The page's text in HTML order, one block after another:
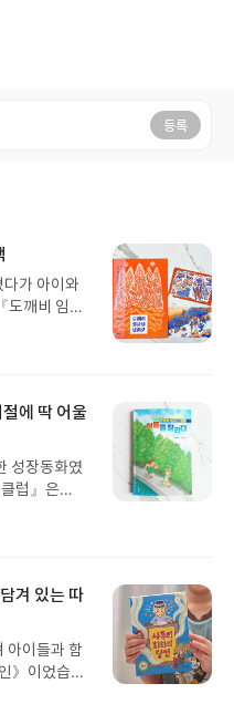
등록
가 아이와
도깨비 임금
로 대한민
곱 도깨비가
무섭다”는
이 설정부터
겠다며 다투
습니다.특
니 평소 아무
어 있는 것
색 두 가지
니다. 색은
화 특유의 멋
재미가 있습
에 딱 어울
성장동화였
럽』은
, 열한 살
불편하고 티
서 서로의
이었습니다.
라 아이들의
친구 관계
겨 있는 따
아이들과 함
》이었습니
속 이야기에